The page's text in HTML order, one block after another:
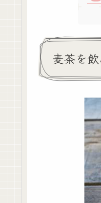
麦茶を